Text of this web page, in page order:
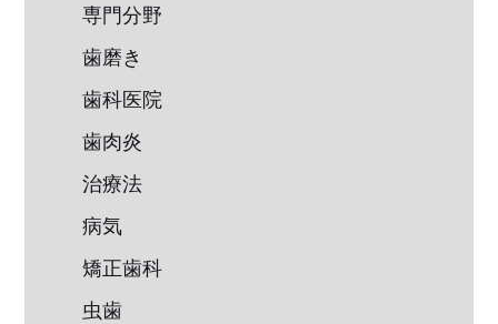
専門分野
歯磨き
歯科医院
歯肉炎
治療法
病気
矯正歯科
虫歯